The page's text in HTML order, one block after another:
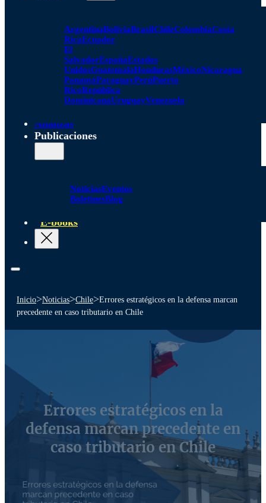
ArgentinaBoliviaBrasilChileColombiaCosta
RicaEcuador
El
SalvadorEspañaEstados
UnidosGuatemalaHondurasMéxicoNicaragua
PanamáParaguayPerúPuerto
RicoRepública
DominicanaUruguayVenezuela
Alianzas
Publicaciones
NoticiasEventos
BoletinesBlog
E-books
Inicio>Noticias>Chile>Errores estratégicos en la defensa marcan
precedente en caso tributario en Chile
Errores estratégicos en la
defensa marcan precedente en
caso tributario en Chile